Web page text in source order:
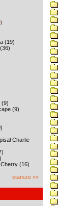
)
(19)
(9)
(9)
Charlie
Cherry (16)
starsze »»